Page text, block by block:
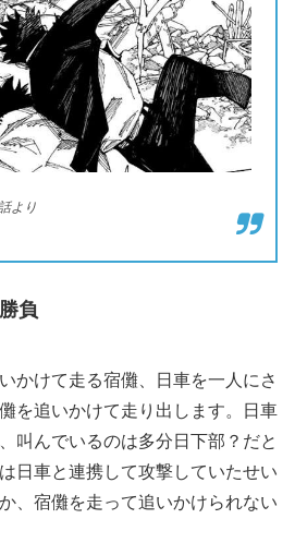
より
負
かけて走る宿儺、日車を一人にさ
を追いかけて走り出します。日車
叫んでいるのは多分日下部？だと
日車と連携して攻撃していたせい
、宿儺を走って追いかけられない